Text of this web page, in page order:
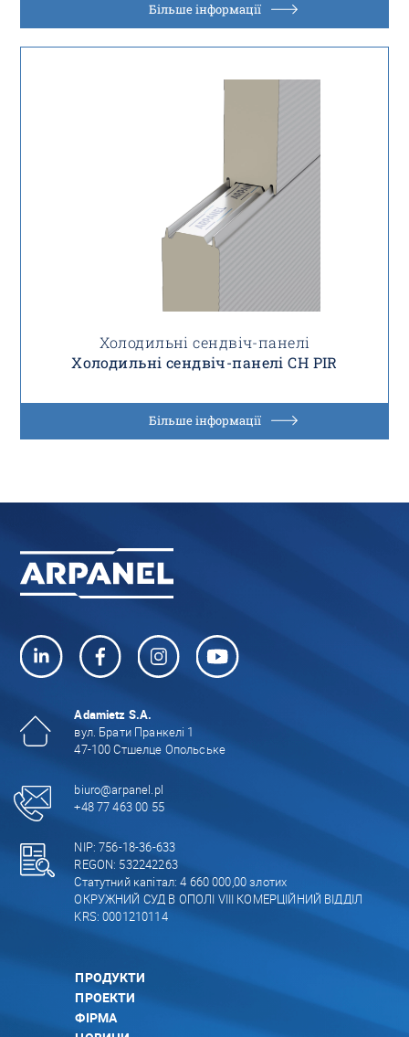
Більше інформації
Холодильні сендвіч-панелі
Холодильні сендвіч-панелі CH PIR
Більше інформації
Adamietz S.A.
вул. Брати Пранкелі 1
47-100 Стшелце Опольське
biuro@arpanel.pl
+48 77 463 00 55
NIP: 756-18-36-633
REGON: 532242263
Статутний капітал: 4 660 000,00 злотих
ОКРУЖНИЙ СУД В ОПОЛІ VIII КОМЕРЦІЙНИЙ ВІДДІЛ
KRS: 0001210114
ПРОДУКТИ
ПРОЕКТИ
ФІРМА